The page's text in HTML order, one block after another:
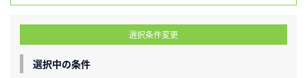
選択条件変更
選択中の条件